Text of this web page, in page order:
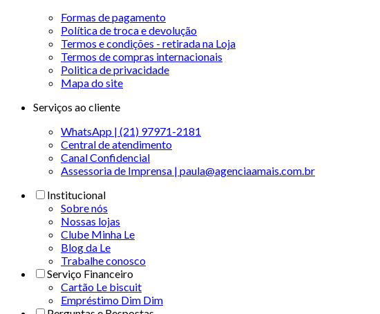
Formas de pagamento
Política de troca e devolução
Termos e condições - retirada na Loja
Termos de compras internacionais
Politica de privacidade
Mapa do site
Serviços ao cliente
WhatsApp | (21) 97971-2181
Central de atendimento
Canal Confidencial
Assessoria de Imprensa | paula@agenciaamais.com.br
Institucional
Sobre nós
Nossas lojas
Clube Minha Le
Blog da Le
Trabalhe conosco
Serviço Financeiro
Cartão Le biscuit
Empréstimo Dim Dim